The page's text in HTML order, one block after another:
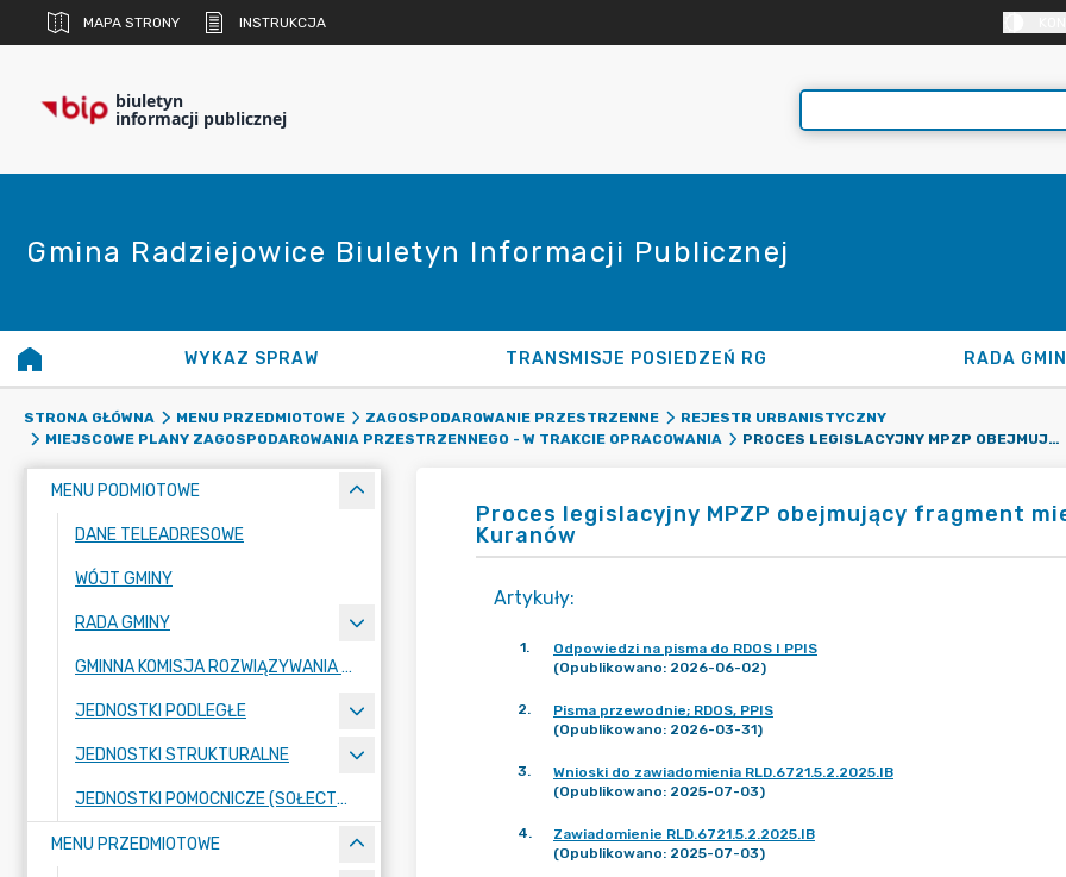
MAPA STRONY INSTRUKCJA
biuletyn
informacji publicznej
Gmina Radziejowice Biuletyn Informacji Publicznej
WYKAZ SPRAW TRANSMISJE POSIEDZEŃ RG RADA
STRONA GŁÓWNA MENU PRZEDMIOTOWE ZAGOSPODAROWANIE PRZESTRZENNE
REJESTR URBANISTYCZNY
MIEJSCOWE PLANY ZAGOSPODAROWANIA PRZESTRZENNEGO - W TRAKCIE OPRACOWANIA
PROCES LEGISLACYJNY MPZP OBEJMUJĄCY FRAGMENT MIEJSCOWOŚCI FRAGMENT MIEJSCOWOŚCI KURANÓW
MENU PODMIOTOWE
DANE TELEADRESOWE
WÓJT GMINY
RADA GMINY
GMINNA KOMISJA ROZWIĄZYWANIA PROBLEMÓW ALKOHOLOWYCH
JEDNOSTKI PODLEGŁE
JEDNOSTKI STRUKTURALNE
JEDNOSTKI POMOCNICZE (SOŁECTWA)
MENU PRZEDMIOTOWE
Proces legislacyjny MPZP obejmujący fragment
Kuranów
Artykuły:
1.
Odpowiedzi na pisma do RDOS I PPIS
(Opublikowano: 2026-06-02)
2.
Pisma przewodnie; RDOS, PPIS
(Opublikowano: 2026-03-31)
3.
Wnioski do zawiadomienia RLD.6721.5.2.2025.IB
(Opublikowano: 2025-07-03)
4.
Zawiadomienie RLD.6721.5.2.2025.IB
(Opublikowano: 2025-07-03)